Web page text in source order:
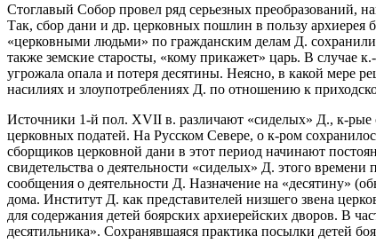
Стоглавый Собор провел ряд серьезных преобразований,
Так, сбор дани и др. церковных пошлин в пользу архиерея
«церковными людьми» по гражданским делам Д.
также земские старосты, «кому прикажет» царь. В
угрожала опала и потеря десятины. Неясно, в какой
насилиях и злоупотреблениях Д. по отношению к
Источники 1-й пол. XVII в. различают «сиделых» Д., к-рые
церковных податей. На Русском Севере, о к-ром
сборщиков церковной дани в этот период начинают
свидетельства о деятельности «сиделых» Д. этого
сообщения о деятельности Д. Назначение на «десятину»
дома. Институт Д. как представителей низшего звена
для содержания детей боярских архиерейских дворов. В
десятильника». Сохранявшаяся практика посылки детей